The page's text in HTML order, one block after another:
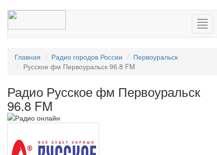
Главная Радио городов России
Первоуральск
Русское фм Первоуральск 96.8 FM
Радио Русское фм Первоуральск
96.8 FM